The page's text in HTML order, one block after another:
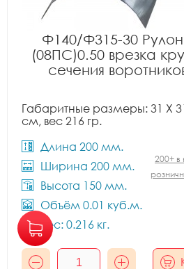
Ф140/Ф315-30
(08ПС)0.50 врезка
сечения
Габаритные размеры: 31 X
см, вес 216 гр.
Длина 200 мм.
Ширина 200 мм.
Высота 150 мм.
Объём 0.01 куб.м.
Вес: 0.216 кг.
200+ в